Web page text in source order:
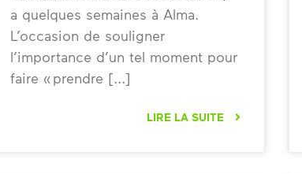
a quelques semaines à Alma.
L’occasion de souligner
l’importance d’un tel moment pour
faire « prendre
LIRE LA SUITE